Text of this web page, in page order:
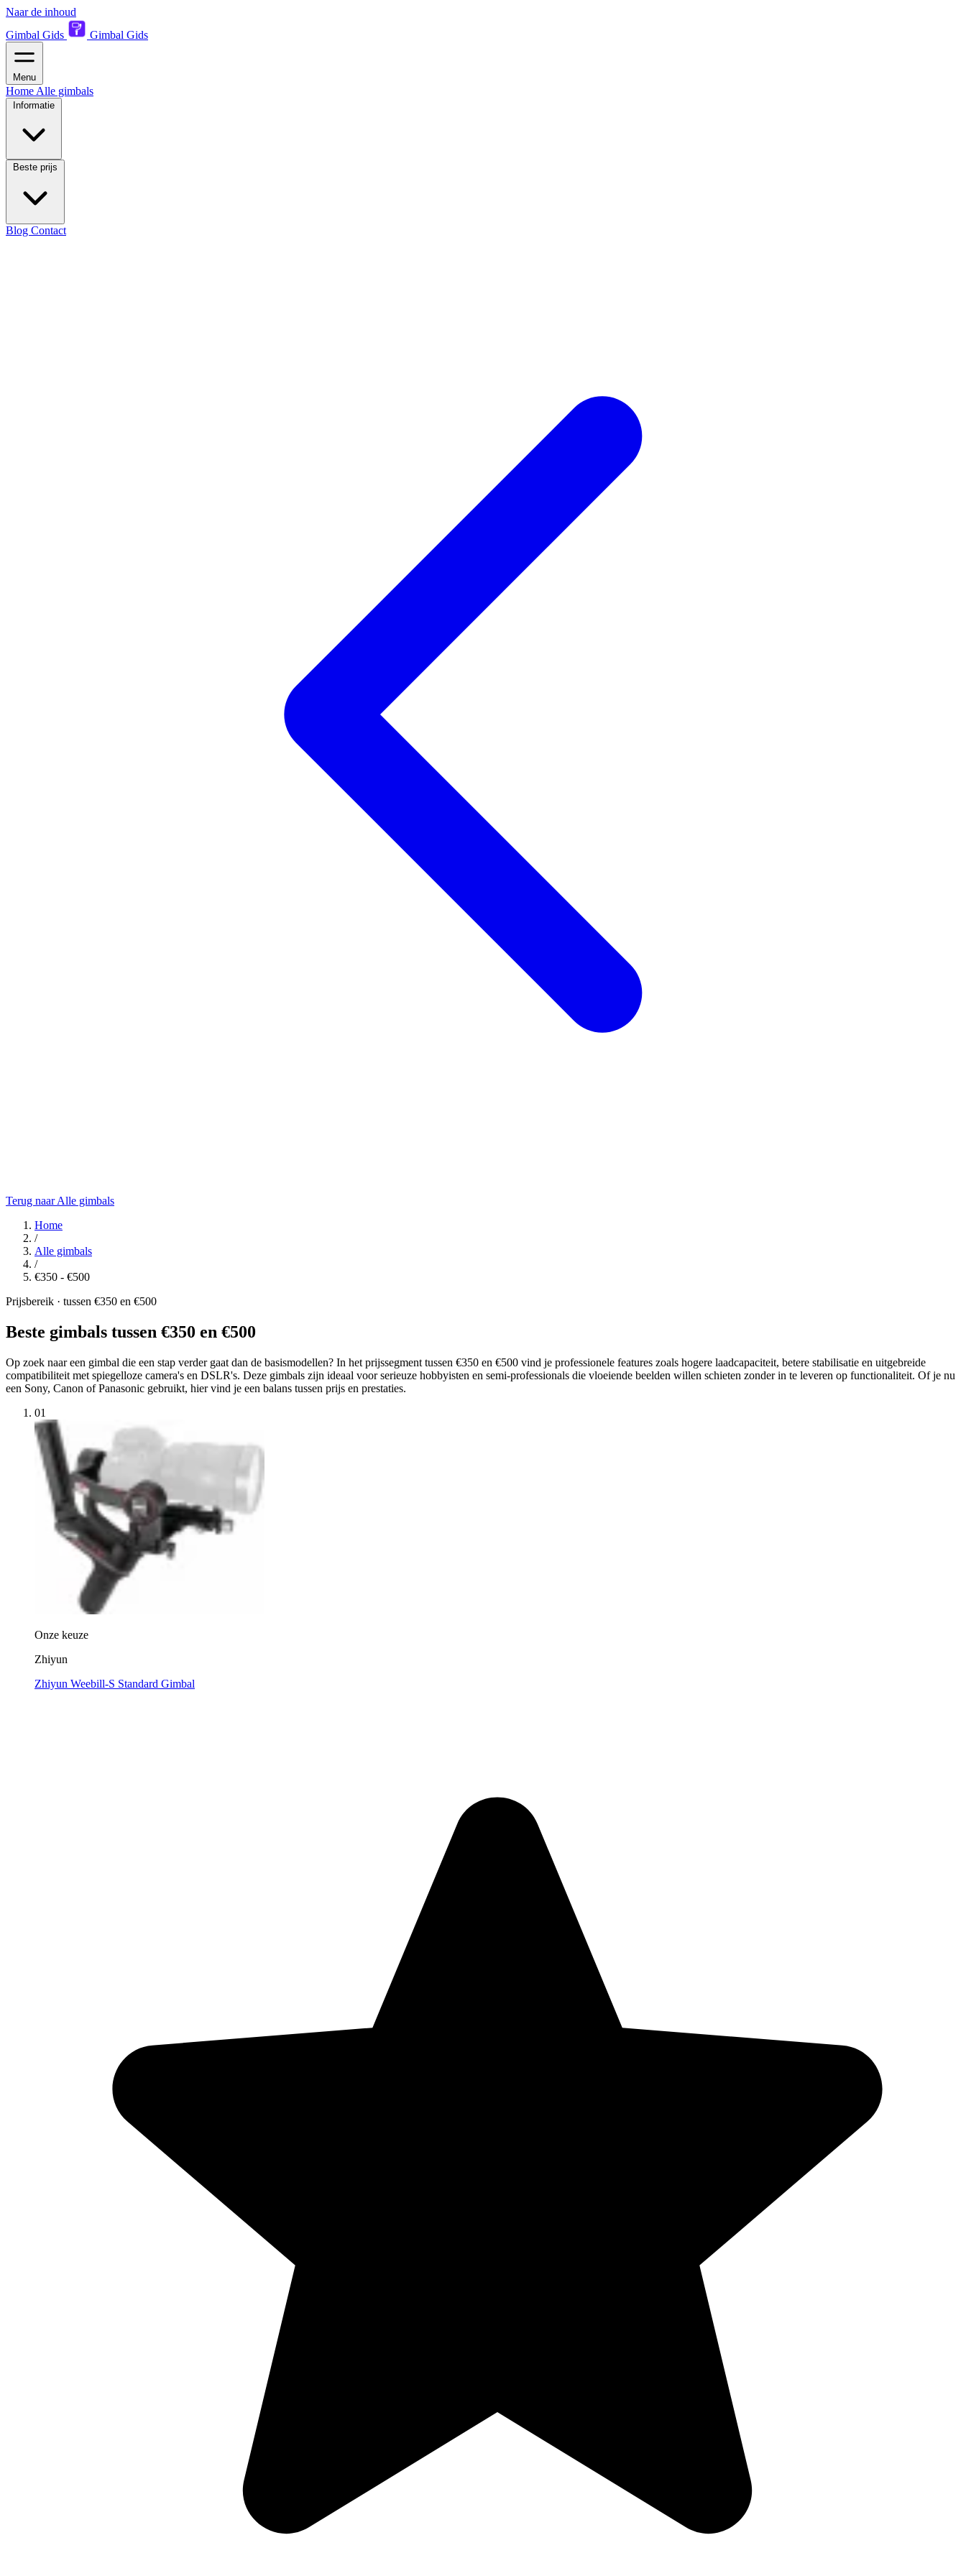
Naar de inhoud
Gimbal Gids
Gimbal Gids
Menu
Home Alle gimbals
Informatie
Beste prijs
Blog Contact
Terug naar Alle gimbals
Home
/
Alle gimbals
/
€350 - €500
Prijsbereik · tussen €350 en €500
Beste gimbals tussen €350 en €500
Op zoek naar een gimbal die een stap verder gaat dan de basismodellen? In het prijssegment tussen €350 en €500 vind je professionele features zoals hogere laadcapaciteit, betere stabilisatie en uitgebreide
compatibiliteit met spiegelloze camera's en DSLR's. Deze gimbals zijn ideaal voor serieuze hobbyisten en semi-professionals die vloeiende beelden willen schieten zonder in te leveren op functionaliteit. Of je nu
een Sony, Canon of Panasonic gebruikt, hier vind je een balans tussen prijs en prestaties.
01
Onze keuze
Zhiyun
Zhiyun Weebill-S Standard Gimbal